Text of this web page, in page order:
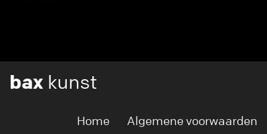
bax kunst
Home Algemene voorwaarden